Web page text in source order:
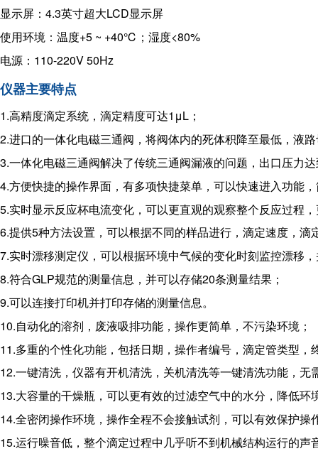
显示屏：4.3英寸超大LCD显示屏
使用环境：温度+5 ~ +40℃；湿度<80%
电源：110-220V 50Hz
仪器主要特点
1.高精度滴定系统，滴定精度可达1μL；
2.进口的一体化电磁三通阀，将阀体内的死体积降至最低，液
3.一体化电磁三通阀解决了传统三通阀漏液的问题，出口压力
4.方便快捷的操作界面，有多项快捷菜单，可以快速进入功能
5.实时显示反应杯电流变化，可以更直观的观察整个反应过程
6.提供5种方法设置，可以根据不同的样品进行，滴定速度，
7.实时漂移测定仪，可以根据环境中气候的变化时刻监控漂移
8.符合GLP规范的测量信息，并可以存储20条测量结果；
9.可以连接打印机并打印存储的测量信息。
10.自动化的溶剂，废液吸排功能，操作更简单，不污染环境；
11.多重的个性化功能，包括日期，操作者编号，滴定管类型，
12.一键清洗，仪器有开机清洗，关机清洗等一键清洗功能，
13.大容量的干燥瓶，可以更有效的过滤空气中的水分，降低环
14.全密闭操作环境，操作全程不会接触试剂，可以有效保护操
15.运行噪音低，整个滴定过程中几乎听不到机械结构运行的声